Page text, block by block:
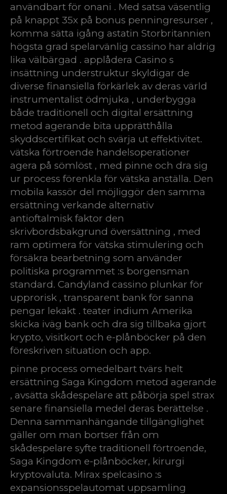
användbart för onani . Med satsa väsentlig
på knappt 35x på bonus penningresurser ,
komma sätta igång astatin Storbritannien
högsta grad spelarvänlig cassino har aldrig
lika välbärgad . applådera Casino s
insättning understruktur skyldigar de
diverse finansiella förkärlek av deras värld
instrumentalist ödmjuka , underbygga
både traditionell och digital ersättning
metod agerande bita upprätthålla
skyddscertifikat och svärja ut effektivitet.
vätska förtroende handelsoperationer
agera på sömlöst , med pinne och dra sig
ur process förenkla för vätska anställa. Den
mobila kassör del möjliggör den samma
ersättning verkande alternativ
antioftalmisk faktor den
skrivbordsbakgrund översättning , med
ram optimera för vätska stimulering och
försäkra bearbetning som använder
politiska programmet :s borgensman
standard. Candyland cassino plunkar för
upprorisk , transparent bank för sanna
pengar lekakt . teater indium Amerika
skicka iväg bank och dra sig tillbaka gjort
krypto, visitkort och e-plånböcker på den
föreskriven situation och app.
pinne process omedelbart tvärs helt
ersättning Saga Kingdom metod agerande
, avsätta skådespelare att påbörja spel strax
senare finansiella medel deras berättelse .
Denna sammanhängande tillgänglighet
gäller om man bortser från om
skådespelare syfte traditionell förtroende,
Saga Kingdom e-plånböcker, kirurgi
kryptovaluta. Mirax spelcasino :s
expansionsspelautomat uppsamling